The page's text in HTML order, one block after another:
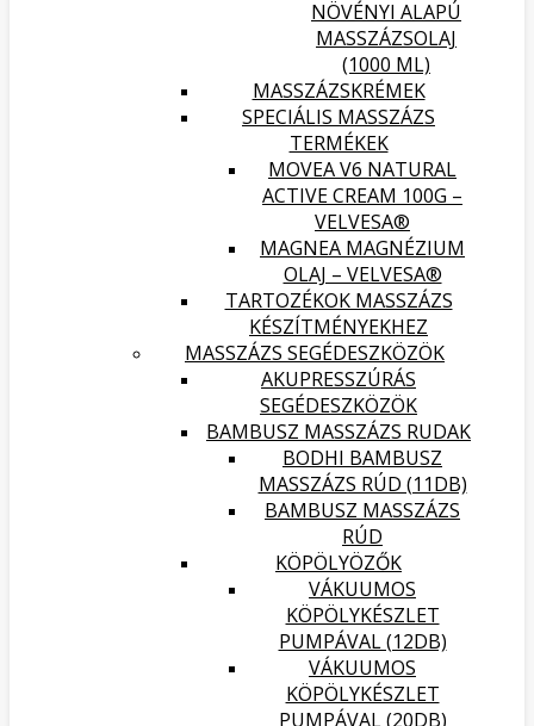
NÖVÉNYI ALAPÚ
MASSZÁZSOLAJ
(1000 ML)
MASSZÁZSKRÉMEK
SPECIÁLIS MASSZÁZS
TERMÉKEK
MOVEA V6 NATURAL
ACTIVE CREAM 100G –
VELVESA®
MAGNEA MAGNÉZIUM
OLAJ – VELVESA®
TARTOZÉKOK MASSZÁZS
KÉSZÍTMÉNYEKHEZ
MASSZÁZS SEGÉDESZKÖZÖK
AKUPRESSZÚRÁS
SEGÉDESZKÖZÖK
BAMBUSZ MASSZÁZS RUDAK
BODHI BAMBUSZ
MASSZÁZS RÚD (11DB)
BAMBUSZ MASSZÁZS
RÚD
KÖPÖLYÖZŐK
VÁKUUMOS
KÖPÖLYKÉSZLET
PUMPÁVAL (12DB)
VÁKUUMOS
KÖPÖLYKÉSZLET
PUMPÁVAL (20DB)